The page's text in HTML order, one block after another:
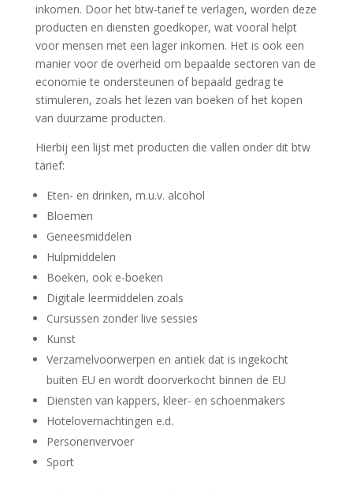
inkomen. Door het btw-tarief te verlagen, worden deze
producten en diensten goedkoper, wat vooral helpt
voor mensen met een lager inkomen. Het is ook een
manier voor de overheid om bepaalde sectoren van de
economie te ondersteunen of bepaald gedrag te
stimuleren, zoals het lezen van boeken of het kopen
van duurzame producten.
Hierbij een lijst met producten die vallen onder dit btw
tarief:
Eten- en drinken, m.u.v. alcohol
Bloemen
Geneesmiddelen
Hulpmiddelen
Boeken, ook e-boeken
Digitale leermiddelen zoals
Cursussen zonder live sessies
Kunst
Verzamelvoorwerpen en antiek dat is ingekocht
buiten EU en wordt doorverkocht binnen de EU
Diensten van kappers, kleer- en schoenmakers
Hotelovernachtingen e.d.
Personenvervoer
Sport